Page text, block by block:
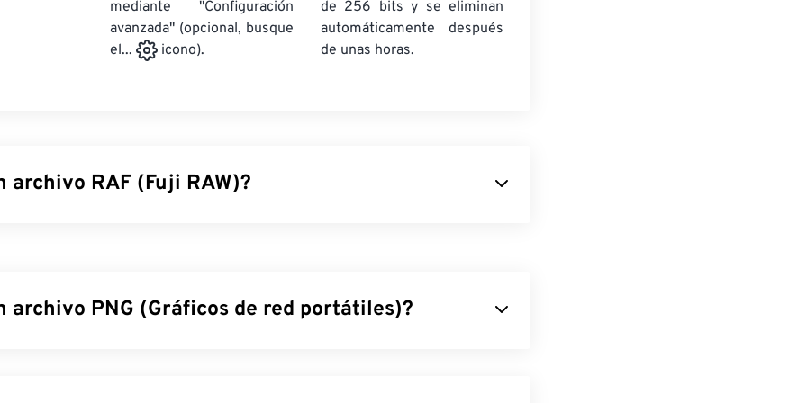
mediante "Configuración
avanzada" (opcional, busque
el...
icono).
de 256 bits y se eliminan
automáticamente después
de unas horas.
archivo RAF (Fuji RAW)?
en el momento de la toma. Se utiliza comúnmente para crear
imágenes visibles utilizando la información almacenada en el archivo
archivo PNG (Gráficos de red portátiles)?